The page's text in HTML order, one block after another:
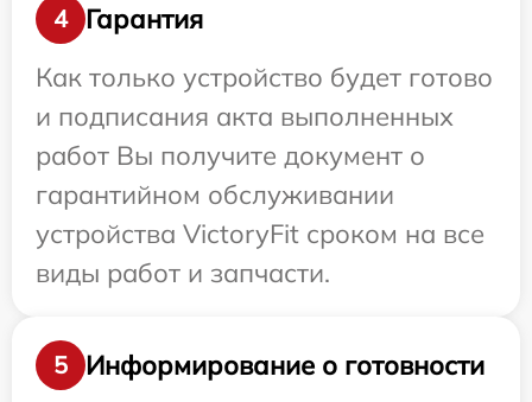
4
Гарантия
Как только устройство будет готово
и подписания акта выполненных
работ Вы получите документ о
гарантийном обслуживании
устройства VictoryFit сроком на все
виды работ и запчасти.
5
Информирование о готовности